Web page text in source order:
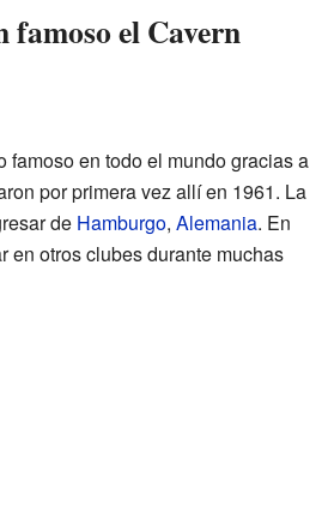
famoso el Cavern
famoso en todo el mundo gracias a
por primera vez allí en 1961. La
de Hamburgo, Alemania. En
en otros clubes durante muchas